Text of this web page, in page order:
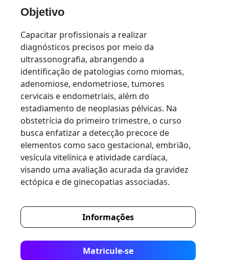
Objetivo
Capacitar profissionais a realizar
diagnósticos precisos por meio da
ultrassonografia, abrangendo a
identificação de patologias como miomas,
adenomiose, endometriose, tumores
cervicais e endometriais, além do
estadiamento de neoplasias pélvicas. Na
obstetrícia do primeiro trimestre, o curso
busca enfatizar a detecção precoce de
elementos como saco gestacional, embrião,
vesícula vitelínica e atividade cardíaca,
visando uma avaliação acurada da gravidez
ectópica e de ginecopatias associadas.
Informações
Matricule-se